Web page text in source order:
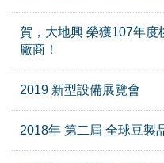
賀，大地興 榮獲107年度
廠商！
2019 新型設備展覽會
2018年 第二屆 全球豆製